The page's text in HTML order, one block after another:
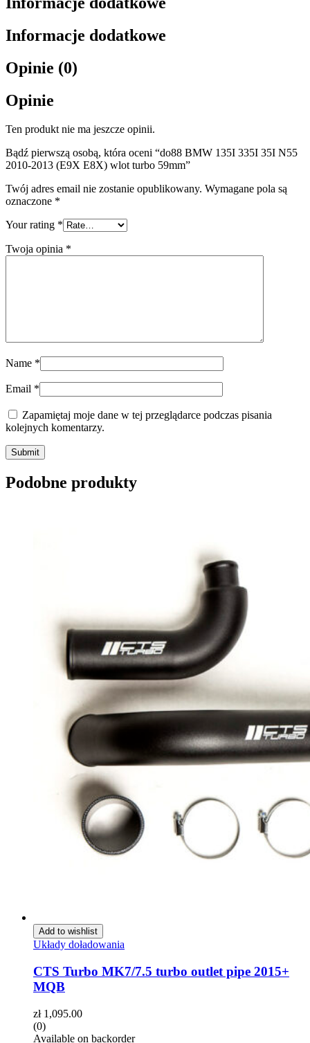
Informacje dodatkowe
Opinie (0)
Opinie
Ten produkt nie ma jeszcze opinii.
Bądź pierwszą osobą, która oceni “do88 BMW 135I 335I 35I N55
2010-2013 (E9X E8X) wlot turbo 59mm”
Twój adres email nie zostanie opublikowany. Wymagane pola są
oznaczone *
Your rating *
Twoja opinia *
Name *
Email *
Zapamiętaj moje dane w tej przeglądarce podczas pisania
kolejnych komentarzy.
Submit
Podobne produkty
Add to wishlist
Układy doładowania
CTS Turbo MK7/7.5 turbo outlet pipe 2015+
MQB
zł1,095.00
(0)
Available on backorder